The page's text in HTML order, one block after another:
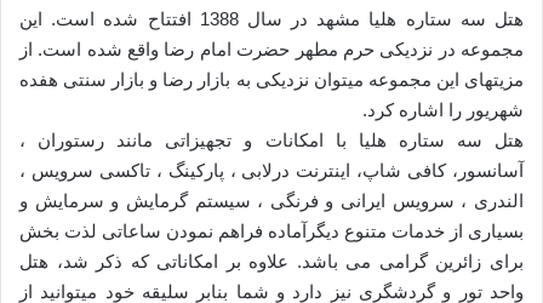
هتل سه ستاره هلیا مشهد در سال 1388 افتتاح شده است. این
مجموعه در نزدیکی حرم مطهر حضرت امام رضا واقع شده است. از
مزیتهای این مجموعه میتوان نزدیکی به بازار رضا و بازار سنتی هفده
شهریور را اشاره کرد.
هتل سه ستاره هلیا با امکانات و تجهیزاتی مانند رستوران ،
آسانسور، کافی شاپ، اینترنت درلابی ، پارکینگ ، تاکسی سرویس ،
الندری ، سرویس ایرانی و فرنگی ، سیستم گرمایش و سرمایش و
بسیاری از خدمات متنوع دیگرآماده فراهم نمودن ساعاتی لذت بخش
برای زائرین گرامی می باشد. علاوه بر امکاناتی که ذکر شد، هتل
واحد تور و گردشگری نیز دارد و شما بنابر سلیقه خود میتوانید از